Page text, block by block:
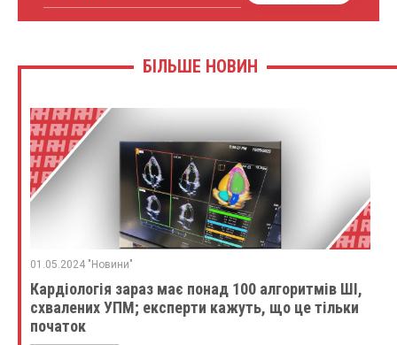
БІЛЬШЕ НОВИН
01.05.2024 "Новини"
Кардіологія зараз має понад 100 алгоритмів ШІ,
схвалених УПМ; експерти кажуть, що це тільки
початок